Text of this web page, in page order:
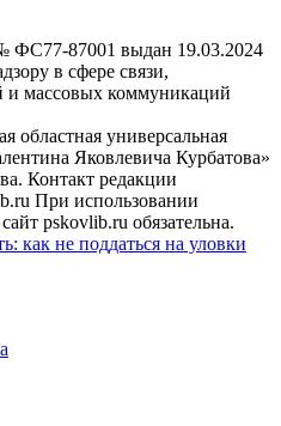
ФС77-87001 выдан 19.03.2024
в сфере связи,
массовых коммуникаций
областная универсальная
Яковлевича Курбатова»
Контакт редакции
При использовании
pskovlib.ru обязательна.
как не поддаться на уловки